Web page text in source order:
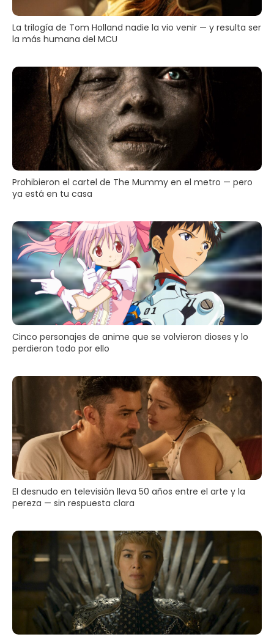
La trilogía de Tom Holland nadie la vio venir — y resulta ser
la más humana del MCU
Prohibieron el cartel de The Mummy en el metro — pero
ya está en tu casa
Cinco personajes de anime que se volvieron dioses y lo
perdieron todo por ello
El desnudo en televisión lleva 50 años entre el arte y la
pereza — sin respuesta clara